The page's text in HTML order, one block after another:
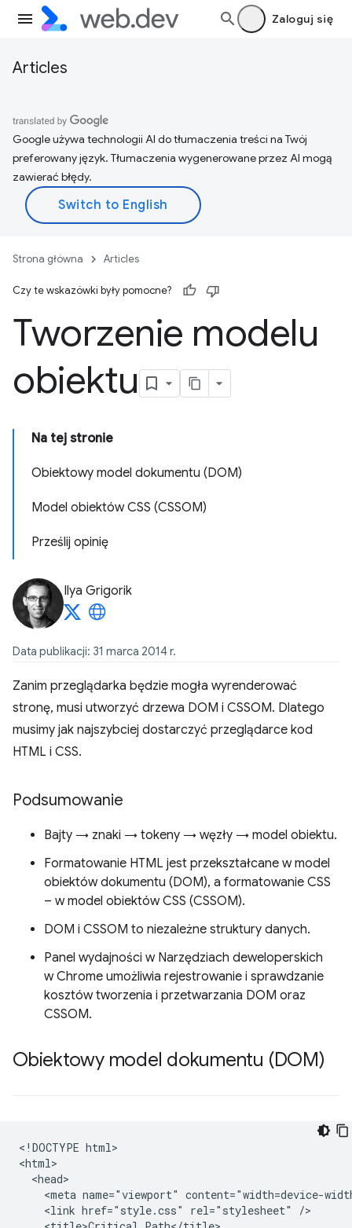
Zaloguj się
Articles
Google używa technologii AI do tłumaczenia treści na Twój
preferowany język. Tłumaczenia wygenerowane przez AI mogą
zawierać błędy.
Strona główna Articles
Czy te wskazówki były pomocne?
Tworzenie modelu
obiektu
Na tej stronie
Obiektowy model dokumentu (DOM)
Model obiektów CSS (CSSOM)
Prześlij opinię
Ilya Grigorik
Data publikacji: 31 marca 2014 r.
Zanim przeglądarka będzie mogła wyrenderować
stronę, musi utworzyć drzewa DOM i CSSOM. Dlatego
musimy jak najszybciej dostarczyć przeglądarce kod
HTML i CSS.
Podsumowanie
Bajty → znaki → tokeny → węzły → model obiektu.
Formatowanie HTML jest przekształcane w model
obiektów dokumentu (DOM), a formatowanie CSS
– w model obiektów CSS (CSSOM).
DOM i CSSOM to niezależne struktury danych.
Panel wydajności w Narzędziach deweloperskich
w Chrome umożliwia rejestrowanie i sprawdzanie
kosztów tworzenia i przetwarzania DOM oraz
CSSOM.
Obiektowy model dokumentu (DOM)
<!DOCTYPE html>
<html>
  <head>
<meta name="viewport" content="width=device-
    <link href="style.css" rel="stylesheet" />